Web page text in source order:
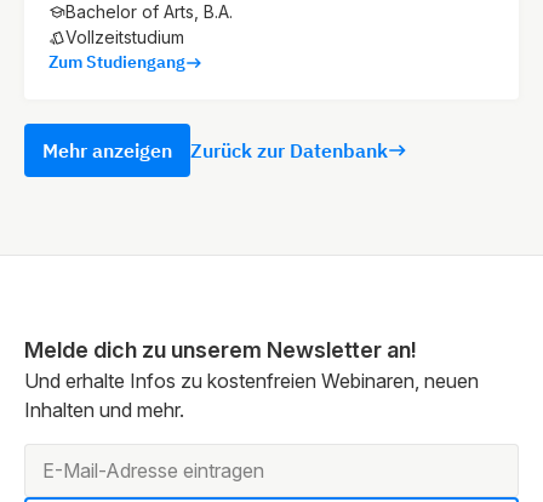
Bachelor of Arts, B.A.
Vollzeitstudium
Zum Studiengang
Mehr anzeigen Zurück zur Datenbank
Melde dich zu unserem Newsletter an!
Und erhalte Infos zu kostenfreien Webinaren, neuen
Inhalten und mehr.